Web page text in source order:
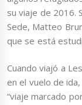
su viaje de 2016.
Sede, Matteo
que se está
Cuando viajó a
en el vuelo de
“viaje marcado